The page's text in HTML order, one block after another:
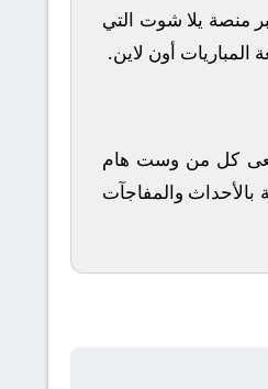
منصة يلا شوت التي
المباريات أون لاين.
كل من وست هام
بالأحداث والمفاجآت